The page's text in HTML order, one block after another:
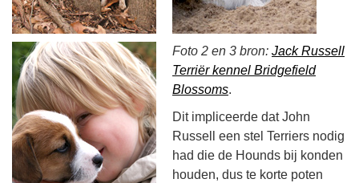
Foto 2 en 3 bron: Jack Russell
Terriër kennel Bridgefield
Blossoms.
Dit impliceerde dat John
Russell een stel Terriers nodig
had die de Hounds bij konden
houden, dus te korte poten